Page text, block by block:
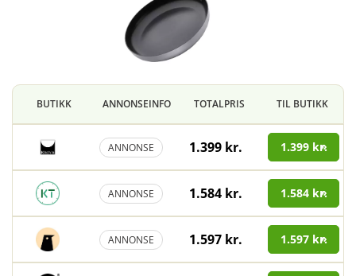
BUTIKK ANNONSEINFO TOTALPRIS TIL BUTIKK
ANNONSE 1.399 kr. 1.399 kr.
ANNONSE 1.584 kr. 1.584 kr.
ANNONSE 1.597 kr. 1.597 kr.